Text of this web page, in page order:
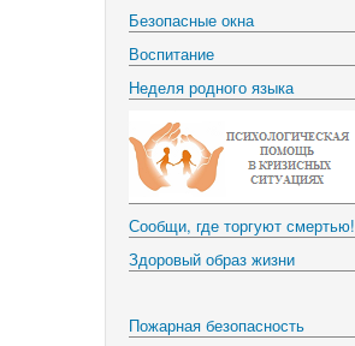
Безопасные окна
Воспитание
Неделя родного языка
Сообщи, где торгуют смертью!
Здоровый образ жизни
Пожарная безопасность